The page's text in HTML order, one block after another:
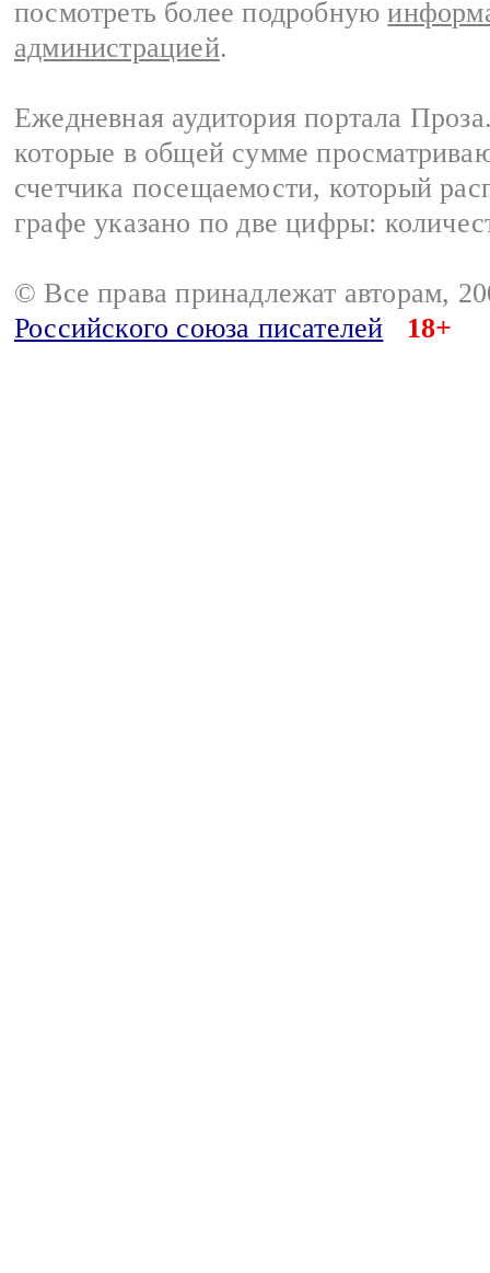
посмотреть более подробную
администрацией.
Ежедневная аудитория портала
которые в общей сумме
счетчика посещаемости, который
графе указано по две цифры:
© Все права принадлежат авторам,
Российского союза писателей
18+